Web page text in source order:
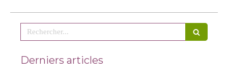
Rechercher
Derniers articles